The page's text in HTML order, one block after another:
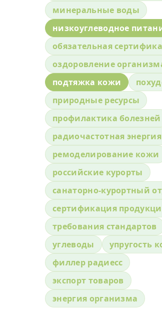
минеральные воды
низкоуглеводное
обязательная
оздоровление
подтяжка кожи
природные ресурсы
профилактика болезней
радиочастотная энергия
ремоделирование кожи
российские курорты
санаторно-курортный
сертификация
требования стандартов
углеводы
упругость
филлер радиесс
экспорт товаров
энергия организма